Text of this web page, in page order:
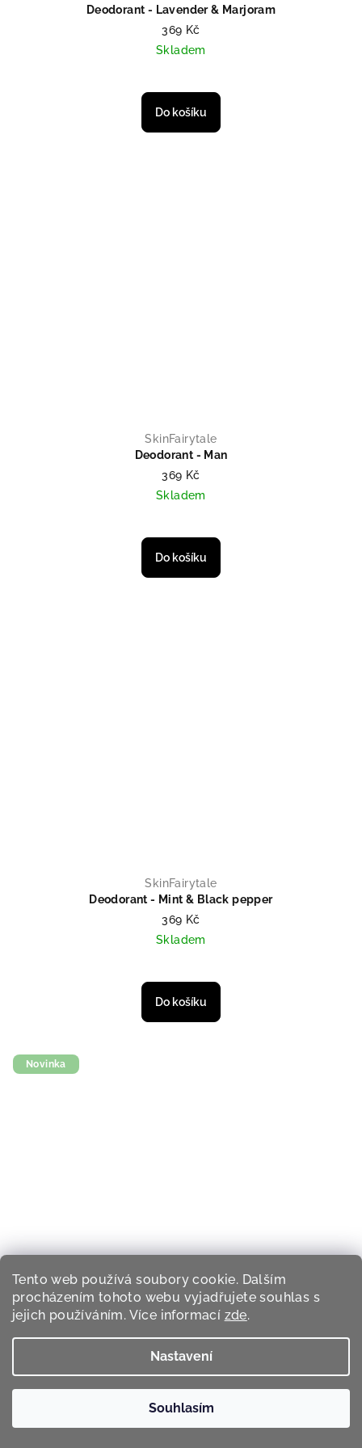
Tento web používá soubory cookie. Dalším
procházením tohoto webu vyjadřujete souhlas s
jejich používáním. Více informací zde.
Nastavení
Souhlasím
Deodorant - Lavender & Marjoram
369 Kč
Skladem
Do košíku
SkinFairytale
Deodorant - Man
369 Kč
Skladem
Do košíku
SkinFairytale
Deodorant - Mint & Black pepper
369 Kč
Skladem
Do košíku
Novinka
Sérum pro podporu růstu vlasů
Skladem